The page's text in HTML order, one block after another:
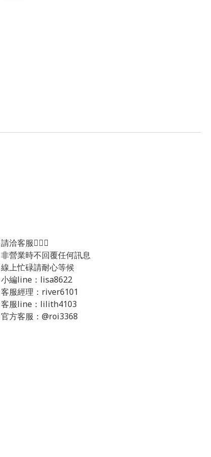
請洽客服💁🏻‍♂️
非營業時不回覆任何訊息
線上忙碌請耐心等候
小編line：lisa8622
客服經理：river6101
客服line：lilith4103
官方客服：@roi3368